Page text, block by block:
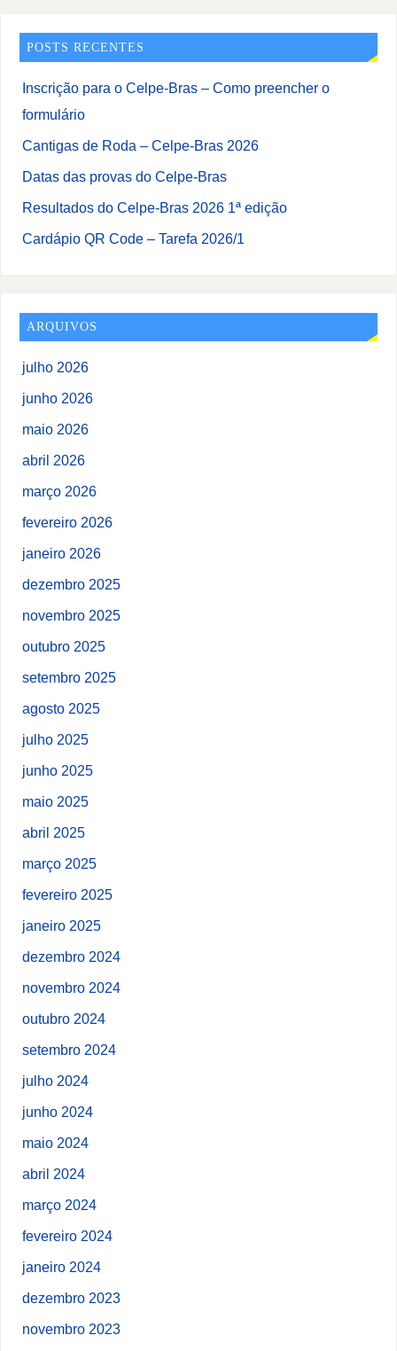
POSTS RECENTES
Inscrição para o Celpe-Bras – Como preencher o
formulário
Cantigas de Roda – Celpe-Bras 2026
Datas das provas do Celpe-Bras
Resultados do Celpe-Bras 2026 1ª edição
Cardápio QR Code – Tarefa 2026/1
ARQUIVOS
julho 2026
junho 2026
maio 2026
abril 2026
março 2026
fevereiro 2026
janeiro 2026
dezembro 2025
novembro 2025
outubro 2025
setembro 2025
agosto 2025
julho 2025
junho 2025
maio 2025
abril 2025
março 2025
fevereiro 2025
janeiro 2025
dezembro 2024
novembro 2024
outubro 2024
setembro 2024
julho 2024
junho 2024
maio 2024
abril 2024
março 2024
fevereiro 2024
janeiro 2024
dezembro 2023
novembro 2023